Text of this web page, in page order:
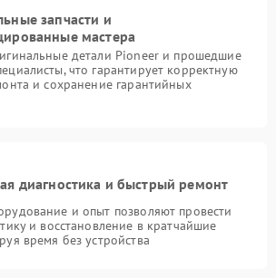
запчасти и
мастера
детали Pioneer и прошедшие
что гарантирует корректную
и сохранение гарантийных
диагностика и быстрый ремонт
и опыт позволяют провести
и восстановление в кратчайшие
время без устройства